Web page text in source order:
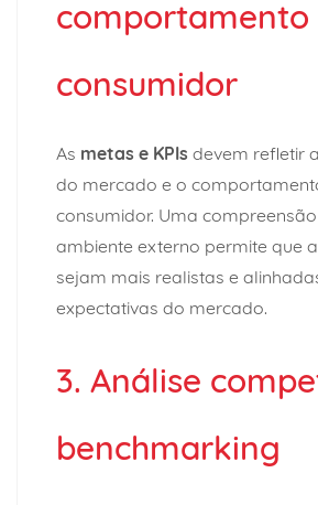
comportamento
consumidor
As metas e KPIs devem refletir
do mercado e o
consumidor. Uma
ambiente externo permite que
sejam mais realistas e
expectativas do mercado.
3. Análise
benchmarking